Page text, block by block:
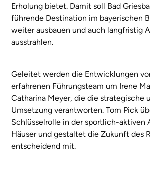
Erholung bietet. Damit soll Bad
führende Destination im bayerischen
weiter ausbauen und auch langfristig
ausstrahlen.
Geleitet werden die Entwicklungen
erfahrenen Führungsteam um Irene
Catharina Meyer, die die strategische
Umsetzung verantworten. Tom Pick
Schlüsselrolle in der sportlich-aktiven
Häuser und gestaltet die Zukunft des
entscheidend mit.